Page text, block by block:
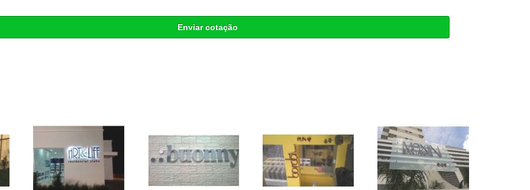
Enviar cotação